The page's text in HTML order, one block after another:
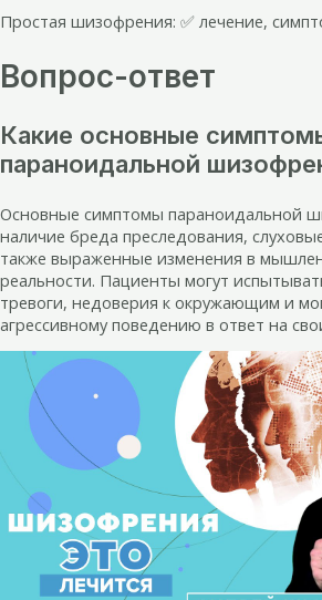
Простая шизофрения: ✅ лечение,
Вопрос-ответ
Какие основные
параноидальной
Основные симптомы параноидальной
наличие бреда преследования,
также выраженные изменения в
реальности. Пациенты могут
тревоги, недоверия к окружающим и
агрессивному поведению в ответ на